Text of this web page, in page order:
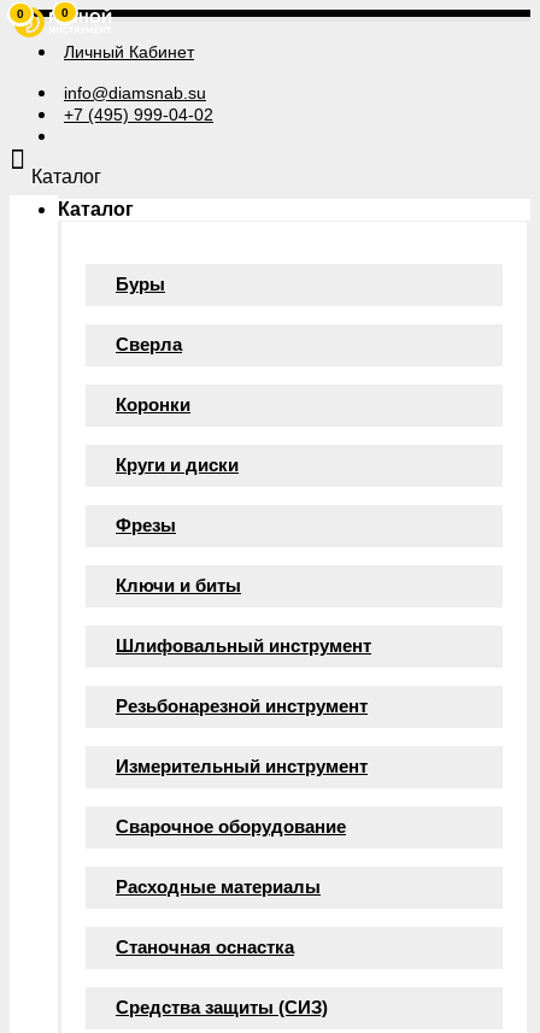
Личный Кабинет
info@diamsnab.su
+7 (495) 999-04-02
0
Каталог
Каталог
Буры
Сверла
Коронки
Круги и диски
Фрезы
Ключи и биты
Шлифовальный инструмент
Резьбонарезной инструмент
Измерительный инструмент
Сварочное оборудование
Расходные материалы
Станочная оснастка
Средства защиты (СИЗ)
0